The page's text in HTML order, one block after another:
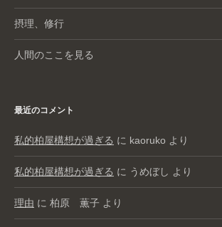
摂理、修行
人間のここを見る
最近のコメント
私的柏屋構想が過ぎる に kaoruko より
私的柏屋構想が過ぎる に うめぼし より
理由 に 柏原 薫子 より